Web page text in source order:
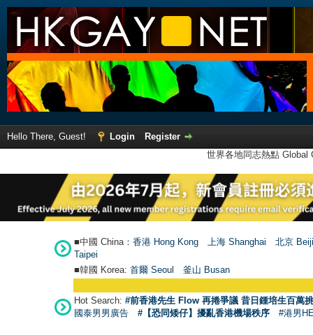
Hello There, Guest! Login
Register
世界各地同志熱點
■中國 China： 香港 Hong Kong 上海 Shanghai
北京
Taipei
■韓國 Korea: 首爾 Seoul 釜山 Busan
Hot Search: #前香港先生 Flow 再捲爭議 昔日鍾培生百萬
國泰男男廣告
#【恐同矮仔】擾亂香港機場秩序 #港男